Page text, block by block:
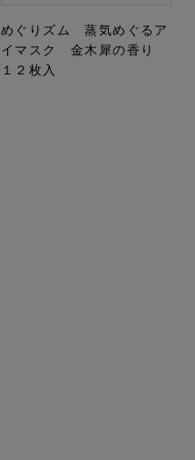
めぐりズム 蒸気めぐるア
イマスク 金木犀の香り
１２枚入